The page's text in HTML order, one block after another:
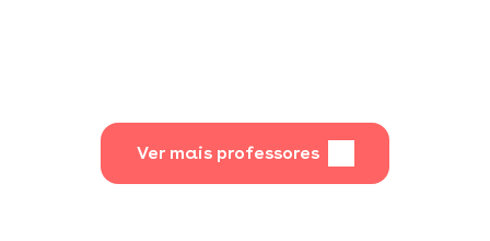
Ver mais professores